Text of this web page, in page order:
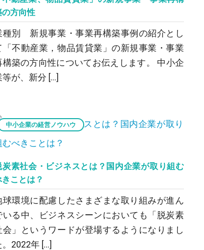
の方向性
種別 新規事業・事業再構築事例の紹介とし
「不動産業，物品賃貸業」の新規事業・事業
構築の方向性についてお伝えします。 中小企
等が、新分 […]
中小企業の経営ノウハウ
炭素社会・ビジネスとは？国内企業が取り組む
きことは？
球環境に配慮したさまざまな取り組みが進ん
いる中、ビジネスシーンにおいても「脱炭素
会」というワードが登場するようになりまし
。2022年 […]